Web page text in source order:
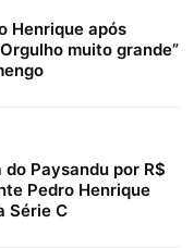
Henrique após
muito grande”
Paysandu por R$
Pedro Henrique
Série C